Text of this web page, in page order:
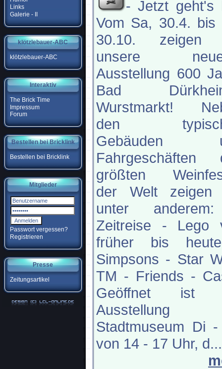
Links
Galerie - II
klötzlebauer-ABC
klötzlebauer-ABC
Interaktiv
The Brick Time
Impressum
Forum
Bestellen bei Bricklink
Bestellen bei Bricklink
Mitglieder
Passwort vergessen?
Registrieren
Presse
Zeitungsartikel
-Jetzt geht's
Vom Sa, 30.4. bis
30.10. zeigen
unsere
Ausstellung 600
Bad
Wurstmarkt!
den
Gebäuden
Fahrgeschäften
größten
der Welt zeigen
unter
Zeitreise - Lego
früher bis
Simpsons - Star
TM - Friends -
Geöffnet ist
Ausstellung
Stadtmuseum Di
von 14 - 17 Uhr, d...